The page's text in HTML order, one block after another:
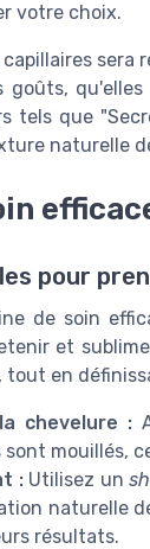
votre choix.
qu'elles
tels que
naturelle
pour
de soin
et
tout en
chevelure :
mouillés,
:Utilisez un
naturelle
résultats.